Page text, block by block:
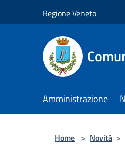
Regione Veneto
Amministrazione
Home > Novità >